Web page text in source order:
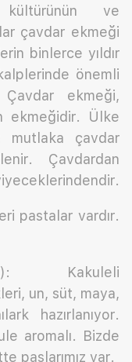
ve
çavdar ekmeği
binlerce yıldır
önemli
ekmeği,
ekmeğidir. Ülke
mutlaka çavdar
Çavdardan
pastalar vardır.
Kakuleli
un, süt, maya,
hazırlanıyor.
aromalı. Bizde
paslarımız var.